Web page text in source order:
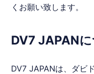
くお願い致します。
DV7 JAPAN
DV7 JAPANは、 ダビ